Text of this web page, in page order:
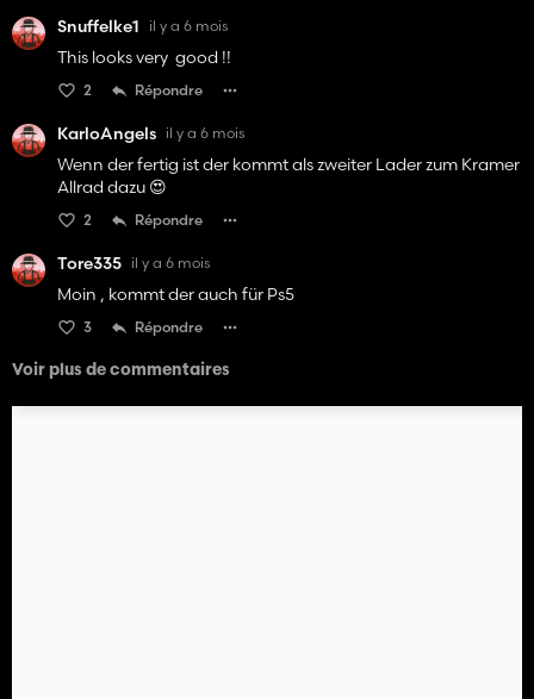
Snuffelke1 il y a 6 mois
This looks very good !!
2 Répondre
KarloAngels il y a 6 mois
Wenn der fertig ist der kommt als zweiter Lader zum Kramer
Allrad dazu 😍
2 Répondre
Tore335 il y a 6 mois
Moin , kommt der auch für Ps5
3 Répondre
Voir plus de commentaires